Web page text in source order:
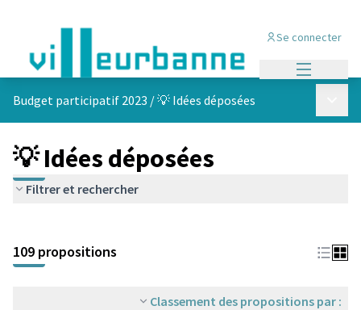
Se connecter
Budget participatif 2023 /💡 Idées déposées
💡 Idées déposées
Filtrer et rechercher
+
−
109 propositions
Classement des propositions par :